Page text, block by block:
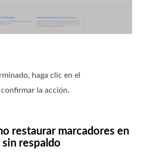
haga clic en el
confirmar la acción.
restaurar marcadores en
respaldo